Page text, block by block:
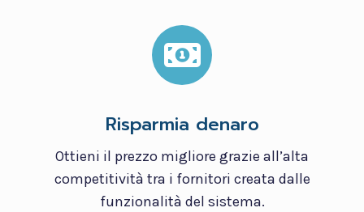
Risparmia denaro
Ottieni il prezzo migliore grazie all’alta
competitività tra i fornitori creata dalle
funzionalità del sistema.